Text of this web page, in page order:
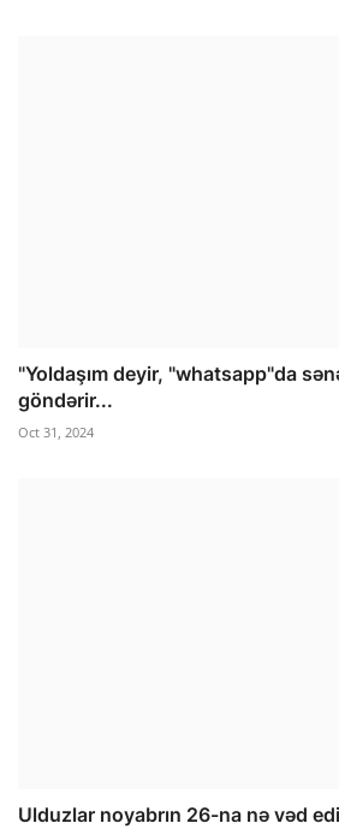
"Yoldaşım deyir, "whatsapp"da
göndərir...
Oct 31, 2024
Ulduzlar noyabrın 26-na nə vəd